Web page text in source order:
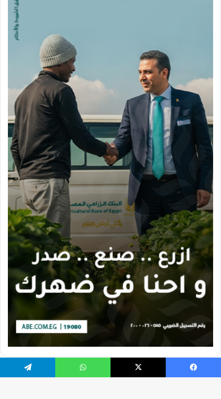
فيسبوك X واتساب تيلقرام